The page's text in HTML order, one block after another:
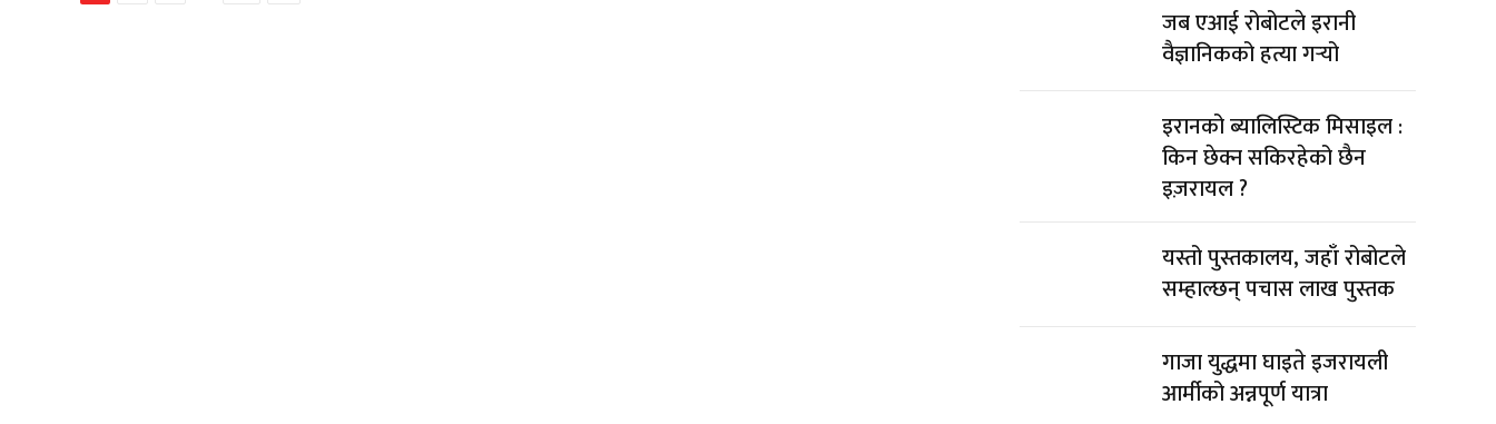
जब एआई रोबोटले इरानी
वैज्ञानिकको हत्या गर्‍यो
इरानको ब्यालिस्टिक मिसाइल :
किन छेक्न सकिरहेको छैन
इज़रायल ?
यस्तो पुस्तकालय, जहाँ रोबोटले
सम्हाल्छन् पचास लाख पुस्तक
गाजा युद्धमा घाइते इजरायली
आर्मीको अन्नपूर्ण यात्रा